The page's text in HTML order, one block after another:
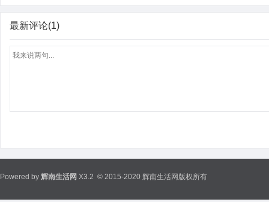
最新评论(1)
Powered by 辉南生活网 X3.2 © 2015-2020 辉南生活网版权所有